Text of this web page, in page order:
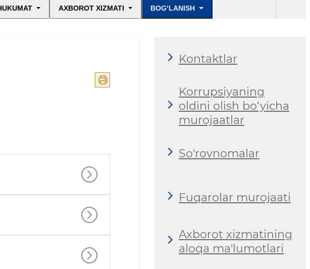
AXBOROT XIZMATI BOG‘LANISH
Kontaktlar
Korrupsiyaning
oldini olish bo‘yicha
murojaatlar
So'rovnomalar
Fuqarolar murojaati
Axborot xizmatining
aloqa ma'lumotlari